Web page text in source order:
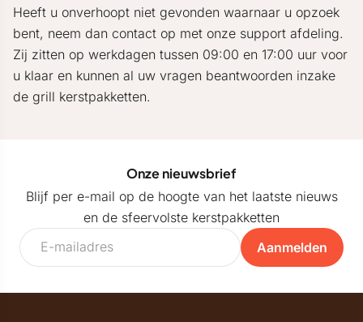
Heeft u onverhoopt niet gevonden waarnaar u opzoek
bent, neem dan contact op met onze support afdeling.
Zij zitten op werkdagen tussen 09:00 en 17:00 uur voor
u klaar en kunnen al uw vragen beantwoorden inzake
de grill kerstpakketten.
Onze nieuwsbrief
Blijf per e-mail op de hoogte van het laatste nieuws
en de sfeervolste kerstpakketten
Aanmelden